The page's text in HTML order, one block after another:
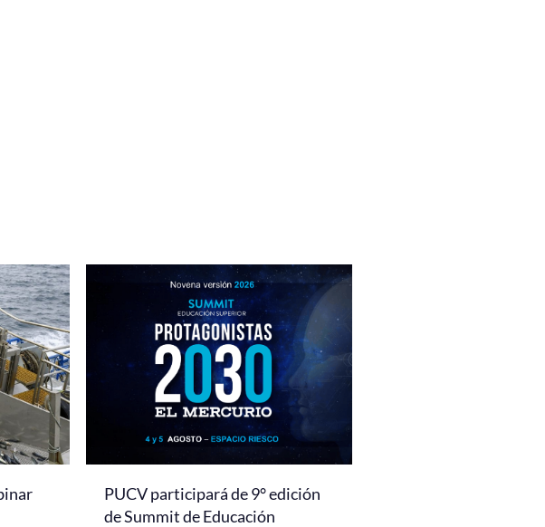
PUCV participará de 9° edición
de Summit de Educación